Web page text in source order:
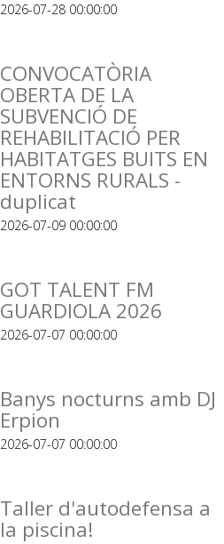
2026-07-28 00:00:00
CONVOCATÒRIA
OBERTA DE LA
SUBVENCIÓ DE
REHABILITACIÓ PER
HABITATGES BUITS EN
ENTORNS RURALS -
duplicat
2026-07-09 00:00:00
GOT TALENT FM
GUARDIOLA 2026
2026-07-07 00:00:00
Banys nocturns amb DJ
Erpion
2026-07-07 00:00:00
Taller d'autodefensa a
la piscina!